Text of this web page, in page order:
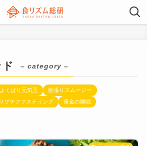
– category –
よくばり元気玉
欲張りスムージー
プチファスティング 黄金の睡眠